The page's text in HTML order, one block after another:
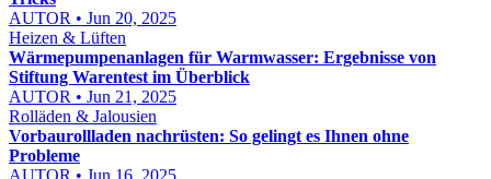
AUTOR • Jun 20, 2025
Heizen & Lüften
Wärmepumpenanlagen für Warmwasser: Ergebnisse von
Stiftung Warentest im Überblick
AUTOR • Jun 21, 2025
Rolläden & Jalousien
Vorbaurollladen nachrüsten: So gelingt es Ihnen ohne
Probleme
AUTOR • Jun 16, 2025